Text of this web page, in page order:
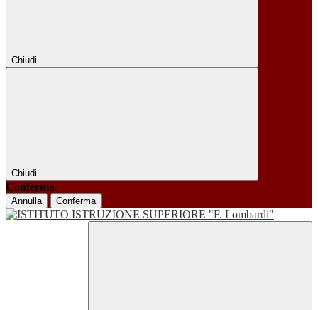
Chiudi
Chiudi
Conferma
Annulla Conferma